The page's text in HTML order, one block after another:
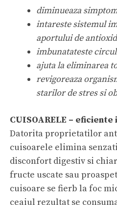
diminueaza
intareste sistemul
aportului de
imbunatateste
ajuta la eliminarea
revigoreaza
starilor de stres si
CUISOARELE –
Datorita proprietatilor
cuisoarele elimina
disconfort digestiv si
fructe uscate sau
cuisoare se fierb la foc
ceaiul rezultat se